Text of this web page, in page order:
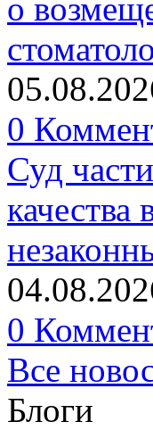
о
0
Суд
качества
0
Все
Блоги